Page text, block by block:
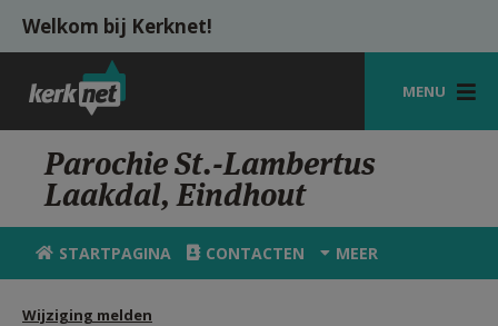
Overslaan en naar de inhoud gaan
Welkom bij Kerknet!
MENU
STARTPAGINA
KERK
VIERINGEN
Parochie St.-Lambertus
Laakdal, Eindhout
STARTPAGINA CONTACTEN MEER
Wijziging melden